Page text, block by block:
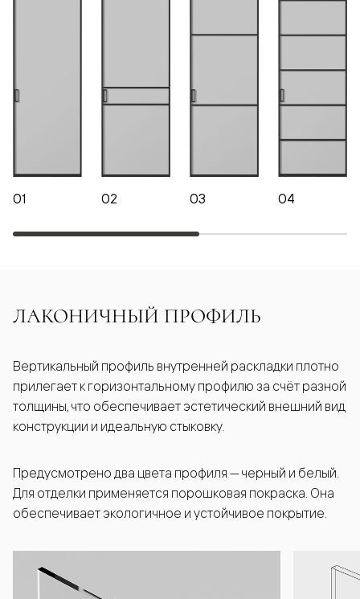
01 02 03 04
ЛАКОНИЧНЫЙ ПРОФИЛЬ
Вертикальный профиль внутренней раскладки плотно
прилегает к горизонтальному профилю за счёт разной
толщины, что обеспечивает эстетический внешний вид
конструкции и идеальную стыковку.
Предусмотрено два цвета профиля — черный и белый.
Для отделки применяется порошковая покраска. Она
обеспечивает экологичное и устойчивое покрытие.